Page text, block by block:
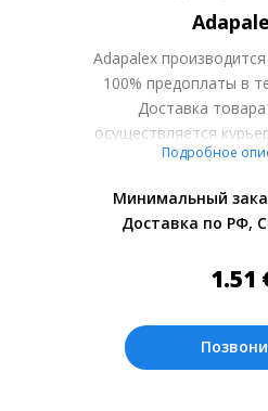
Adapalex
100% предоплаты в
Доставка
осуществляется
или самовывозом со
Оплата производится
07.08.2026. Текущий
Подробное
Минимальный
Доставка по РФ,
1.51